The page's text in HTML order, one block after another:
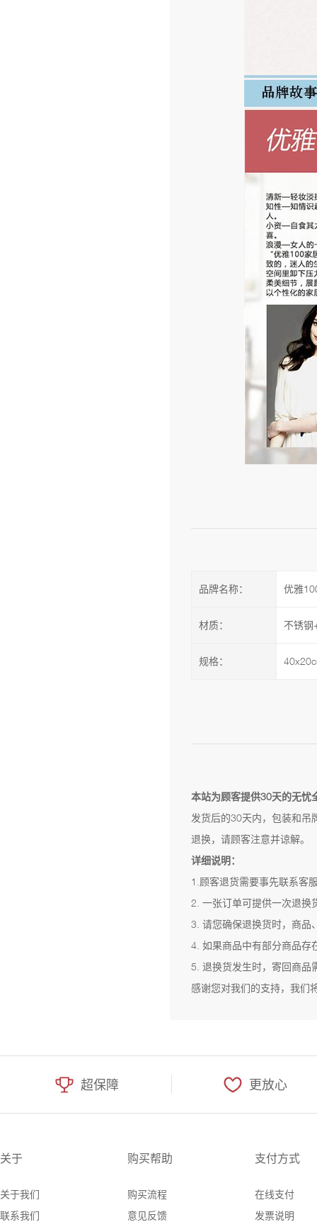
品牌名称： 优雅
材质： 不锈钢
规格：
本站为顾客提供30天的无忧
发货后的30天内，包装和吊
退换，请顾客注意并谅解。
详细说明：
1.顾客退货需要事先联系客
2. 一张订单可提供一次退换
3. 请您确保退换货时，商品
4. 如果商品中有部分商品存
5. 退换货发生时，寄回商品
感谢您对我们的支持，我们
超保障 更放心
关于
关于我们
联系我们
购买帮助
购买流程
意见反馈
支付方式
在线支付
发票说明